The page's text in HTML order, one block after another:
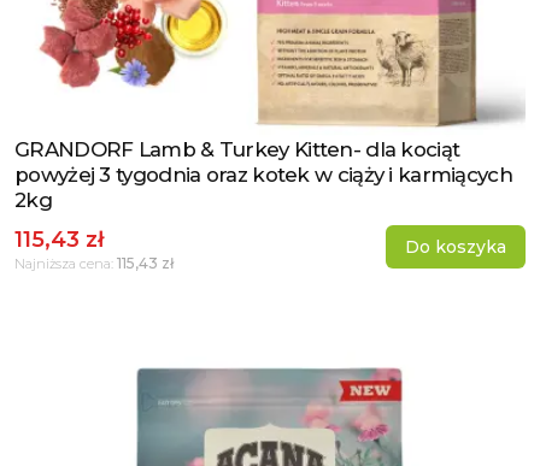
Zobacz produkt
GRANDORF Lamb & Turkey Kitten- dla kociąt
powyżej 3 tygodnia oraz kotek w ciąży i karmiących
2kg
115,43 zł
Najniższa cena: 115,43 zł
Do koszyka